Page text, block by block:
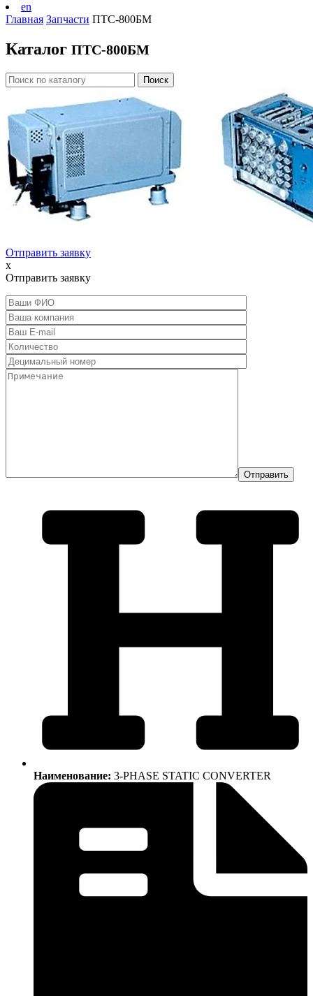
en
Главная Запчасти ПТС-800БМ
Каталог ПТС-800БМ
Отправить заявку
x
Отправить заявку
Наименование: 3-PHASE STATIC CONVERTER